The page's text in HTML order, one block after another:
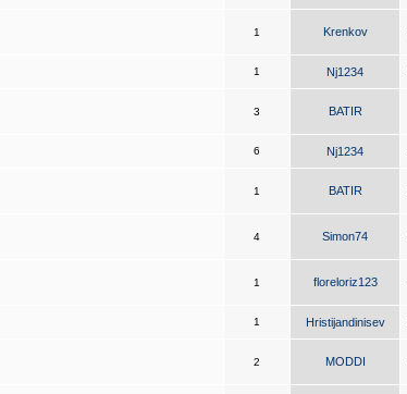
1 Krenkov
1 Nj1234
3 BATIR
6 Nj1234
1 BATIR
4 Simon74
1 floreloriz123
1 Hristijandinisev
2 MODDI